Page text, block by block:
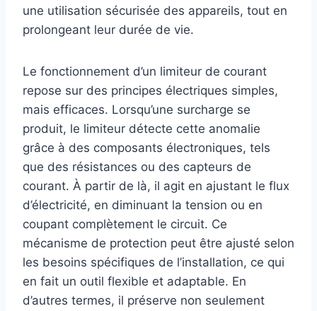
une utilisation sécurisée des appareils, tout en
prolongeant leur durée de vie.
Le fonctionnement d’un limiteur de courant
repose sur des principes électriques simples,
mais efficaces. Lorsqu’une surcharge se
produit, le limiteur détecte cette anomalie
grâce à des composants électroniques, tels
que des résistances ou des capteurs de
courant. À partir de là, il agit en ajustant le flux
d’électricité, en diminuant la tension ou en
coupant complètement le circuit. Ce
mécanisme de protection peut être ajusté selon
les besoins spécifiques de l’installation, ce qui
en fait un outil flexible et adaptable. En
d’autres termes, il préserve non seulement